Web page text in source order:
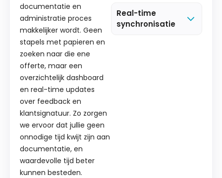
documentatie en
administratie proces
makkelijker wordt. Geen
stapels met papieren en
zoeken naar die ene
offerte, maar een
overzichtelijk dashboard
en real-time updates
over feedback en
klantsignatuur. Zo zorgen
we ervoor dat jullie geen
onnodige tijd kwijt zijn aan
documentatie, en
waardevolle tijd beter
kunnen besteden.
Real-time
synchronisatie